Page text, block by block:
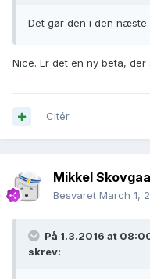
Det gør den i den næste
Nice. Er det en ny beta, der
Citér
Mikkel
Besvaret March 1,
På 1.3.2016 at
skrev: